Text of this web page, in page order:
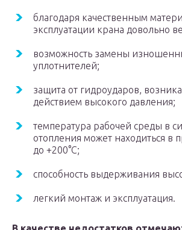
благодаря качественным
эксплуатации крана довольно
возможность замены
уплотнителей;
защита от гидроударов,
действием высокого давления;
температура рабочей среды в
отопления может находиться в
до +200°С;
способность выдерживания
легкий монтаж и эксплуатация.